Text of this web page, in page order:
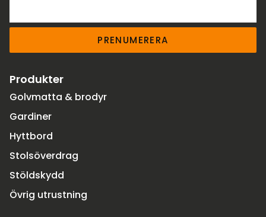
PRENUMERERA
Produkter
Golvmatta & brodyr
Gardiner
Hyttbord
Stolsöverdrag
Stöldskydd
Övrig utrustning